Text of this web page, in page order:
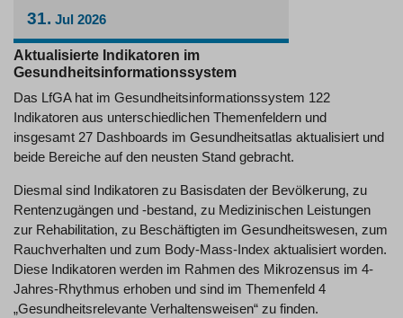
31. Jul 2026
Aktualisierte Indikatoren im
Gesundheitsinformationssystem
Das LfGA hat im Gesundheitsinformationssystem 122
Indikatoren aus unterschiedlichen Themenfeldern und
insgesamt 27 Dashboards im Gesundheitsatlas aktualisiert und
beide Bereiche auf den neusten Stand gebracht.
Diesmal sind Indikatoren zu Basisdaten der Bevölkerung, zu
Rentenzugängen und -bestand, zu Medizinischen Leistungen
zur Rehabilitation, zu Beschäftigten im Gesundheitswesen, zum
Rauchverhalten und zum Body-Mass-Index aktualisiert worden.
Diese Indikatoren werden im Rahmen des Mikrozensus im 4-
Jahres-Rhythmus erhoben und sind im Themenfeld 4
„Gesundheitsrelevante Verhaltensweisen“ zu finden.